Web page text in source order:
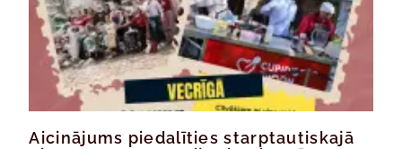
Aicinājums piedalīties starptautiskajā